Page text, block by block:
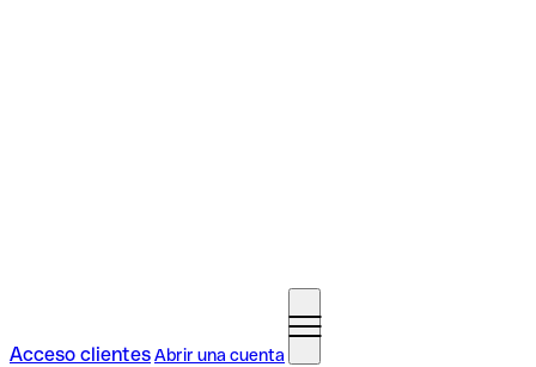
Acceso clientesAbrir una cuenta